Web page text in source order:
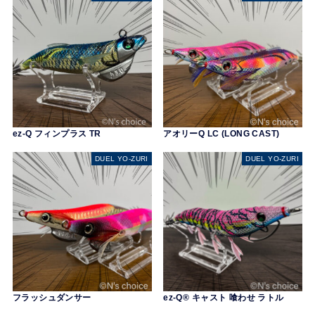
ez-Q フィンプラス TR アオリーQ LC (LONG CAST)
DUEL YO-ZURI
フラッシュダンサー
DUEL YO-ZURI
ez-Q® キャスト 喰わせ ラトル